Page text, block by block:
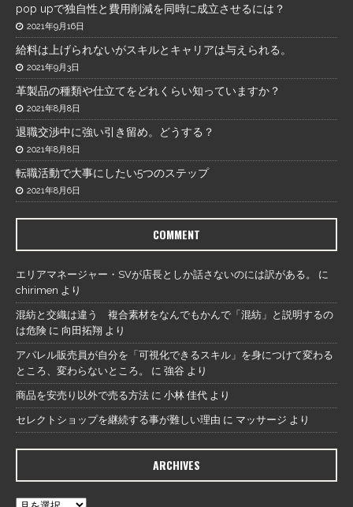
pop upで独自性と費用削減を同時に成立させるには？
2021年9月16日
給料は上げられないがスキルとキャリアは与えられる。
2021年9月3日
革製品の種類や仕立てをどれくらい知っていますか？
2021年8月8日
退職交渉中に強い引き留め。どうする？
2021年8月8日
転職活動で大事にしたい5つのステップ
2021年8月6日
COMMENT
エリアマネージャー・SVが店長としか話さないのには訳がある。
に
chirimen より
混紡と交織は違う 複合素材をなんでもかんで「混紡」と説明するの
は危険 に 向田拓翔 より
アパレル販売員が自分を「可視化できるスキル」を身につけて変わる
ところ、変わらないところ。
に 強谷 より
商品を安売り以外で売る方法 に 小林 佳代 より
セレクトショップを継続する事が難しい理由 に マッサージ より
ARCHIVES